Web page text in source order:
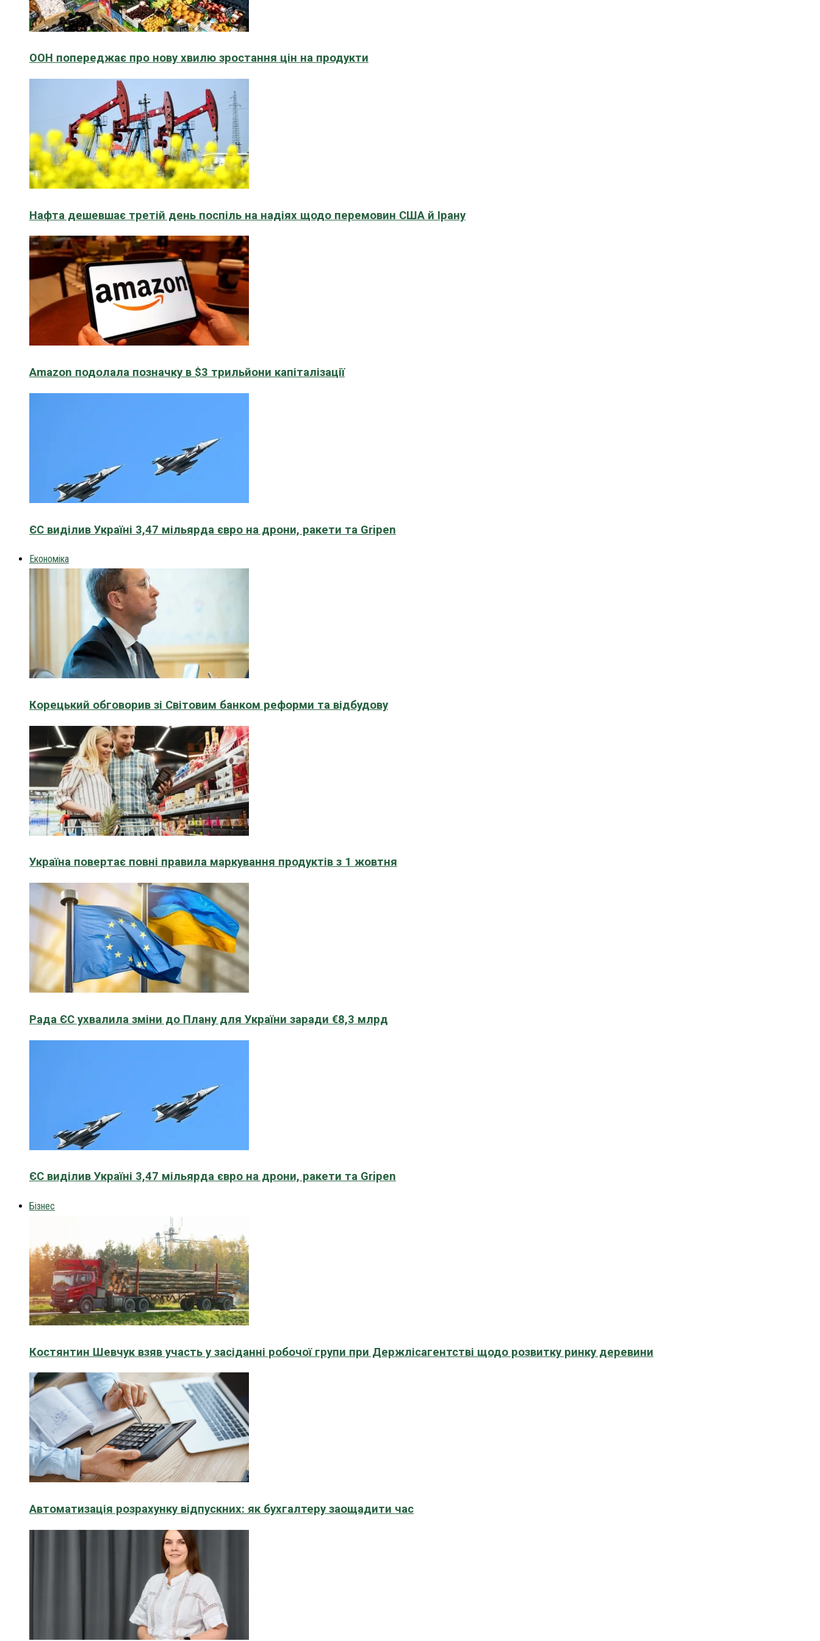
ООН попереджає про нову хвилю зростання цін на продукти
Нафта дешевшає третій день поспіль на надіях щодо перемовин США й Ірану
Amazon подолала позначку в $3 трильйони капіталізації
ЄС виділив Україні 3,47 мільярда євро на дрони, ракети та Gripen
Економіка
Корецький обговорив зі Світовим банком реформи та відбудову
Україна повертає повні правила маркування продуктів з 1 жовтня
Рада ЄС ухвалила зміни до Плану для України заради €8,3 млрд
ЄС виділив Україні 3,47 мільярда євро на дрони, ракети та Gripen
Бізнес
Костянтин Шевчук взяв участь у засіданні робочої групи при Держлісагентстві щодо розвитку ринку деревини
Автоматизація розрахунку відпускних: як бухгалтеру заощадити час